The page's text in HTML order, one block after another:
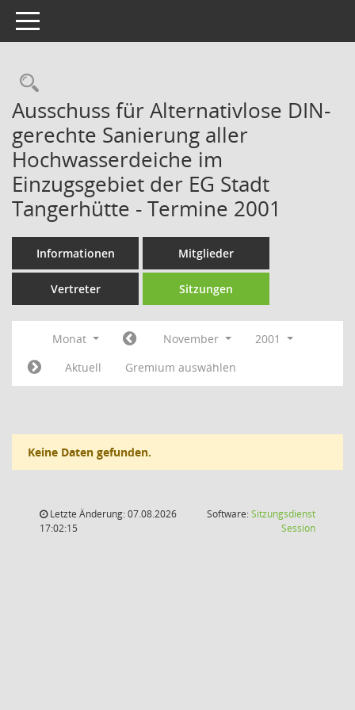
Toggle navigation
Rechercheauswahl
Ausschuss für Alternativlose DIN-
gerechte Sanierung aller
Hochwasserdeiche im
Einzugsgebiet der EG Stadt
Tangerhütte - Termine 2001
Informationen Mitglieder
Vertreter Sitzungen
Monat November
2001
Aktuell
Gremium auswählen
Keine Daten gefunden.
Letzte Änderung: 07.08.2026
17:02:15
Software:Sitzungsdienst
Session(Wird in